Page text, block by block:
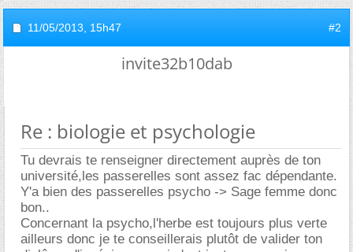
11/05/2013, 15h47 #2
invite32b10dab
Re : biologie et psychologie
Tu devrais te renseigner directement auprès de ton
université,les passerelles sont assez fac dépendante.
Y'a bien des passerelles psycho -> Sage femme donc
bon..
Concernant la psycho,l'herbe est toujours plus verte
ailleurs donc je te conseillerais plutôt de valider ton